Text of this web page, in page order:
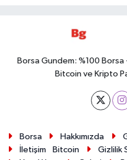
Borsa Gundem: %100
Bitcoin ve Kripto
Borsa Hakkımızda
İletişim
Bitcoin Gizlilik